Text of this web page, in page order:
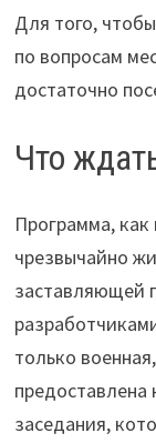
Для того,
по вопросам
достаточно
Что
Программа,
чрезвычайно
заставляющей
только
предоставлена
заседания,